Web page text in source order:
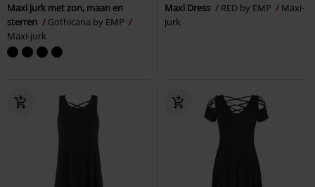
Maxi jurk met zon, maan en
sterren
Gothicana by EMP
Maxi-jurk
Maxi Dress RED by EMP
Maxi-
jurk